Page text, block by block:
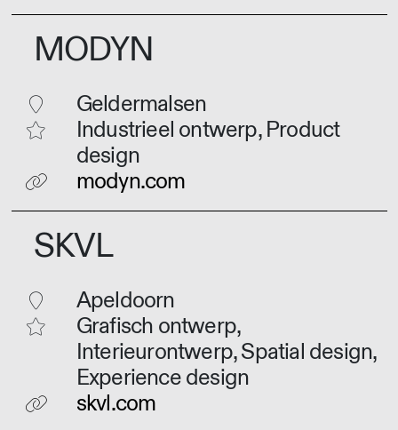
MODYN
Geldermalsen
Industrieel ontwerp, Product
design
modyn.com
SKVL
Apeldoorn
Grafisch ontwerp,
Interieurontwerp, Spatial design,
Experience design
skvl.com